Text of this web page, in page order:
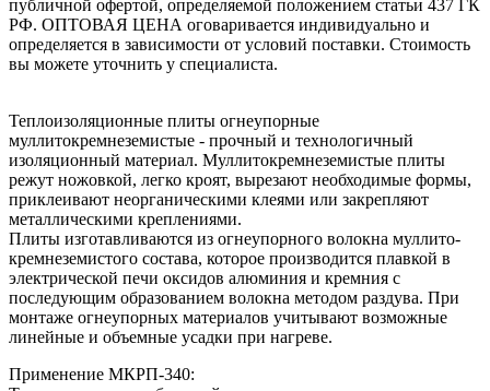
публичной офертой, определяемой положением статьи 437 ГК
РФ. ОПТОВАЯ ЦЕНА оговаривается индивидуально и
определяется в зависимости от условий поставки. Стоимость
вы можете уточнить у специалиста.
Теплоизоляционные плиты огнеупорные
муллитокремнеземистые - прочный и технологичный
изоляционный материал. Муллитокремнеземистые плиты
режут ножовкой, легко кроят, вырезают необходимые формы,
приклеивают неорганическими клеями или закрепляют
металлическими креплениями.
Плиты изготавливаются из огнеупорного волокна муллито-
кремнеземистого состава, которое производится плавкой в
электрической печи оксидов алюминия и кремния с
последующим образованием волокна методом раздува. При
монтаже огнеупорных материалов учитывают возможные
линейные и объемные усадки при нагреве.
Применение МКРП-340: